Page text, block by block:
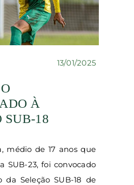
13/01/2025
À
SUB-18
médio de 17 anos que
SUB-23, foi convocado
da Seleção SUB-18 de